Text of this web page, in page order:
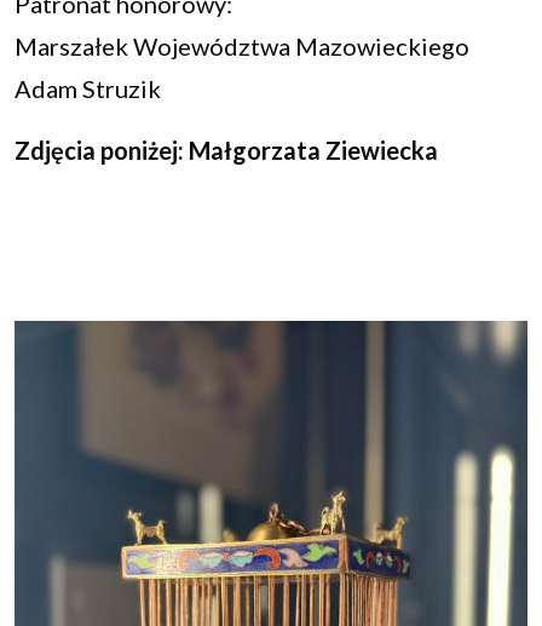
Marszałek Województwa Mazowieckiego
Adam Struzik
Zdjęcia poniżej: Małgorzata Ziewiecka